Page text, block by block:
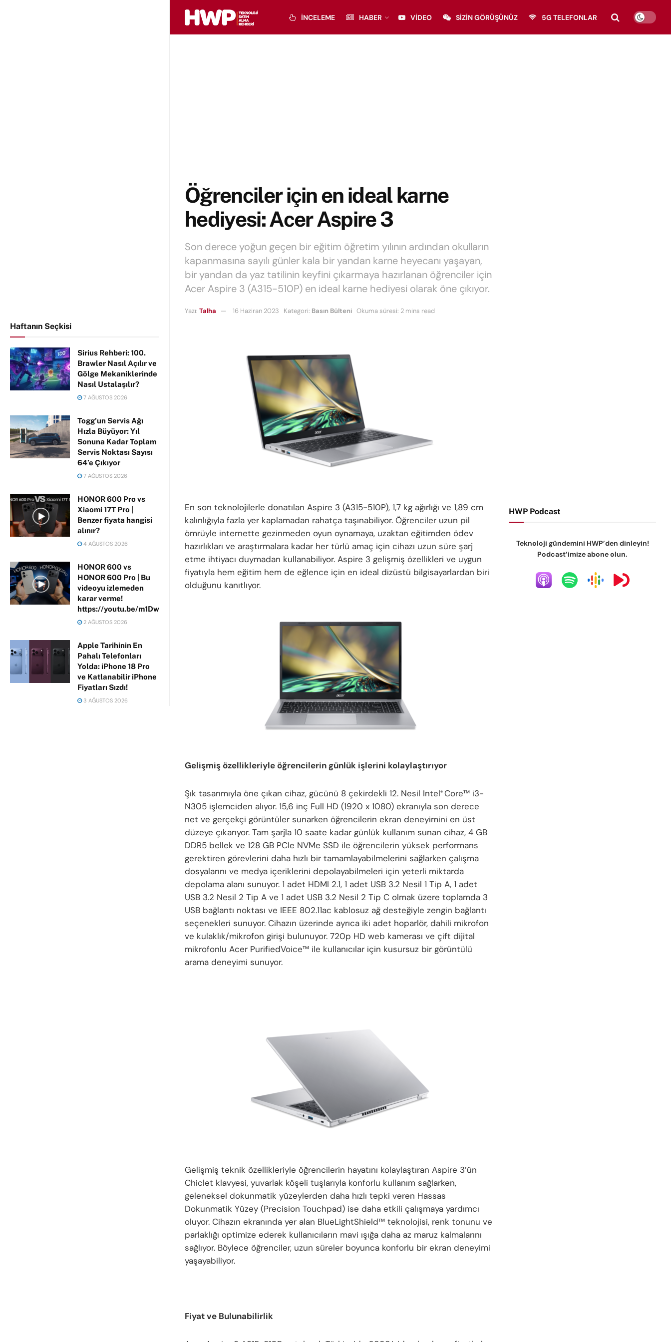
Haftanın Seçkisi
Sirius Rehberi: 100.
Brawler Nasıl Açılır ve
Gölge Mekaniklerinde
Nasıl Ustalaşılır?
7 AĞUSTOS 2026
Togg’un Servis Ağı
Hızla Büyüyor: Yıl
Sonuna Kadar Toplam
Servis Noktası Sayısı
64’e Çıkıyor
7 AĞUSTOS 2026
HONOR 600 Pro vs
Xiaomi 17T Pro |
Benzer fiyata hangisi
alınır?
4 AĞUSTOS 2026
HONOR 600 vs
HONOR 600 Pro | Bu
videoyu izlemeden
karar verme!
https://youtu.be/m1DwhP3lPCM
2 AĞUSTOS 2026
Apple Tarihinin En
Pahalı Telefonları
Yolda: iPhone 18 Pro
ve Katlanabilir iPhone
Fiyatları Sızdı!
3 AĞUSTOS 2026
İNCELEME HABER VIDEO SIZIN GÖRÜŞÜNÜZ 5G TELEFONLAR
Öğrenciler için en ideal karne
hediyesi: Acer Aspire 3
Son derece yoğun geçen bir eğitim öğretim yılının ardından okulların
kapanmasına sayılı günler kala bir yandan karne heyecanı yaşayan,
bir yandan da yaz tatilinin keyfini çıkarmaya hazırlanan öğrenciler için
Acer Aspire 3 (A315-510P) en ideal karne hediyesi olarak öne çıkıyor.
Yazı: Talha 16 Haziran 2023 Kategori: Basın Bülteni Okuma süresi: 2 mins read
En son teknolojilerle donatılan Aspire 3 (A315-510P), 1,7 kg ağırlığı ve 1,89 cm
kalınlığıyla fazla yer kaplamadan rahatça taşınabiliyor. Öğrenciler uzun pil
ömrüyle internette gezinmeden oyun oynamaya, uzaktan eğitimden ödev
hazırlıkları ve araştırmalara kadar her türlü amaç için cihazı uzun süre şarj
etme ihtiyacı duymadan kullanabiliyor. Aspire 3 gelişmiş özellikleri ve uygun
fiyatıyla hem eğitim hem de eğlence için en ideal dizüstü bilgisayarlardan biri
olduğunu kanıtlıyor.
Gelişmiş özellikleriyle öğrencilerin günlük işlerini kolaylaştırıyor
Şık tasarımıyla öne çıkan cihaz, gücünü 8 çekirdekli 12. Nesil Intel® Core™ i3-
N305 işlemciden alıyor. 15,6 inç Full HD (1920 x 1080) ekranıyla son derece
net ve gerçekçi görüntüler sunarken öğrencilerin ekran deneyimini en üst
düzeye çıkarıyor. Tam şarjla 10 saate kadar günlük kullanım sunan cihaz, 4 GB
DDR5 bellek ve 128 GB PCIe NVMe SSD ile öğrencilerin yüksek performans
gerektiren görevlerini daha hızlı bir tamamlayabilmelerini sağlarken çalışma
dosyalarını ve medya içeriklerini depolayabilmeleri için yeterli miktarda
depolama alanı sunuyor. 1 adet HDMI 2.1, 1 adet USB 3.2 Nesil 1 Tip A, 1 adet
USB 3.2 Nesil 2 Tip A ve 1 adet USB 3.2 Nesil 2 Tip C olmak üzere toplamda 3
USB bağlantı noktası ve IEEE 802.11ac kablosuz ağ desteğiyle zengin bağlantı
seçenekleri sunuyor. Cihazın üzerinde ayrıca iki adet hoparlör, dahili mikrofon
ve kulaklık/mikrofon girişi bulunuyor. 720p HD web kamerası ve çift dijital
mikrofonlu Acer PurifiedVoice™ ile kullanıcılar için kusursuz bir görüntülü
arama deneyimi sunuyor.
Gelişmiş teknik özellikleriyle öğrencilerin hayatını kolaylaştıran Aspire 3’ün
Chiclet klavyesi, yuvarlak köşeli tuşlarıyla konforlu kullanım sağlarken,
geleneksel dokunmatik yüzeylerden daha hızlı tepki veren Hassas
Dokunmatik Yüzey (Precision Touchpad) ise daha etkili çalışmaya yardımcı
oluyor. Cihazın ekranında yer alan BlueLightShield™ teknolojisi, renk tonunu ve
parlaklığı optimize ederek kullanıcıların mavi ışığa daha az maruz kalmalarını
sağlıyor. Böylece öğrenciler, uzun süreler boyunca konforlu bir ekran deneyimi
yaşayabiliyor.
Fiyat ve Bulunabilirlik
HWP Podcast
Teknoloji gündemini HWP’den dinleyin!
Podcast’imize abone olun.